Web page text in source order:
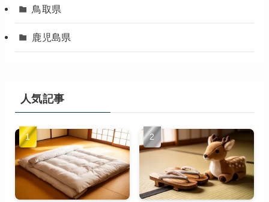
鳥取県
鹿児島県
人気記事